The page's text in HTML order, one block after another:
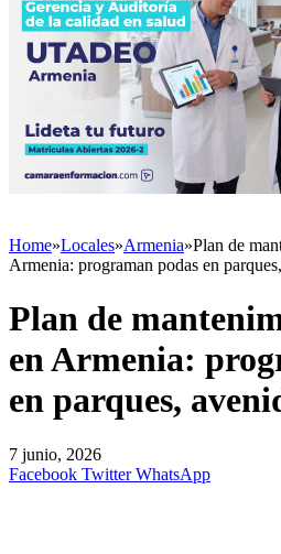
Home»Locales»Armenia»Plan de
Armenia: programan podas en
Plan de
en Armenia:
en parques,
7 junio, 2026
Facebook Twitter WhatsApp